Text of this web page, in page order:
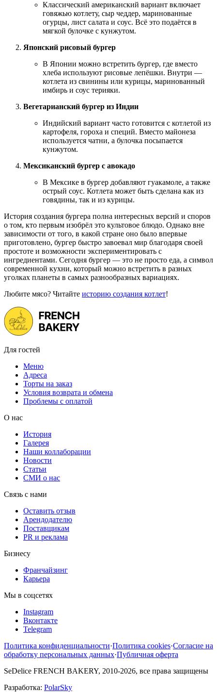
Классический американский вариант включает
говяжью котлету, сыр чеддер, маринованные
огурцы, лист салата и соус. Всё это подаётся в
мягкой булочке с кунжутом.
Японский рисовый бургер
В Японии можно встретить бургер, где вместо
хлеба используют рисовые лепёшки. Внутри —
котлета из свинины или курицы, маринованный
имбирь и соус терияки.
Вегетарианский бургер из Индии
Индийский вариант часто готовится с котлетой из
картофеля, гороха и специй. Вместо майонеза
используется чатни, а булочка посыпается
кунжутом.
Мексиканский бургер с авокадо
В Мексике в бургер добавляют гуакамоле, а также
острый соус. Котлета может быть сделана как из
говядины, так и из курицы.
История создания бургера полна интересных версий и споров
о том, кто первым изобрёл это культовое блюдо. Однако вне
зависимости от того, в какой стране оно было впервые
приготовлено, бургер быстро завоевал мир благодаря своей
простоте и возможности экспериментировать с
ингредиентами. Сегодня бургер — это не просто еда, а символ
современной кухни, который можно встретить в разных
уголках планеты в самых разнообразных вариациях.
Любите мясо? Читайте историю создания котлет!
Для гостей
Меню
Адреса
Торты на заказ
Условия возврата и обмена
Проблемы с оплатой
О нас
История
Галерея
Наши коллаборации
Новости
Статьи
СМИ о нас
Связь с нами
Оставить отзыв
Арендодателю
Поставщикам
PR и реклама
Бизнесу
Франчайзинг
Карьера
Мы в соцсетях
Instagram
Вконтакте
Telegram
Политика конфиденциальности·Политика cookies·Согласие на
обработку персональных данных·Публичная оферта
SeDelice FRENCH BAKERY, 2010-2026, все права защищены
Разработка: PolarSky